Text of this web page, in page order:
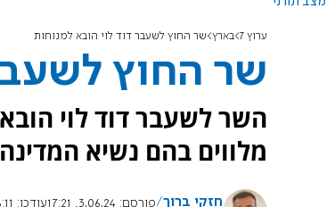
ערוץ 7 בארץ שר החוץ לשעבר דוד לוי הובא למנוחות
שר החוץ
השר לשעבר דוד לוי
מלווים בהם נשיא
חזקי ברוך פורסם: 3.06.24, 17:21 עודכן: